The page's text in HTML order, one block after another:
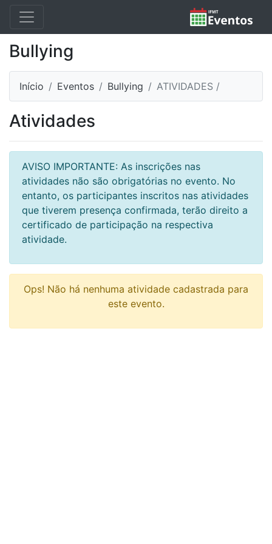
Bullying
Início Eventos Bullying ATIVIDADES /
Atividades
AVISO IMPORTANTE: As inscrições nas
atividades não são obrigatórias no evento. No
entanto, os participantes inscritos nas atividades
que tiverem presença confirmada, terão direito a
certificado de participação na respectiva
atividade.
Ops! Não há nenhuma atividade cadastrada para
este evento.